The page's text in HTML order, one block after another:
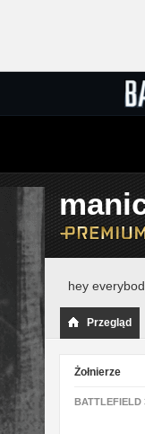
hey
Przegląd
Żołnierze
BATTLEFIELD